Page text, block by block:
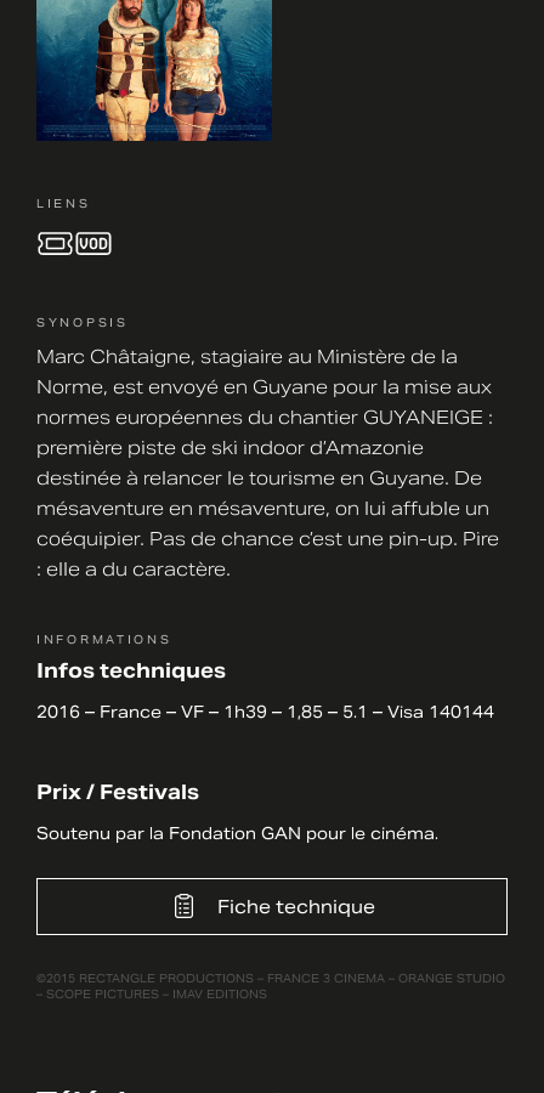
LIENS
SYNOPSIS
Marc Châtaigne, stagiaire au Ministère de la
Norme, est envoyé en Guyane pour la mise aux
normes européennes du chantier GUYANEIGE :
première piste de ski indoor d’Amazonie
destinée à relancer le tourisme en Guyane. De
mésaventure en mésaventure, on lui affuble un
coéquipier. Pas de chance c’est une pin-up. Pire
: elle a du caractère.
INFORMATIONS
Infos techniques
2016 – France – VF – 1h39 – 1,85 – 5.1 – Visa 140144
Prix / Festivals
Soutenu par la Fondation GAN pour le cinéma.
Fiche technique
©2015 RECTANGLE PRODUCTIONS – FRANCE 3 CINEMA – ORANGE STUDIO
– SCOPE PICTURES – IMAV EDITIONS